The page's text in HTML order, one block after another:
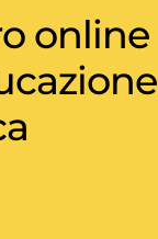
online